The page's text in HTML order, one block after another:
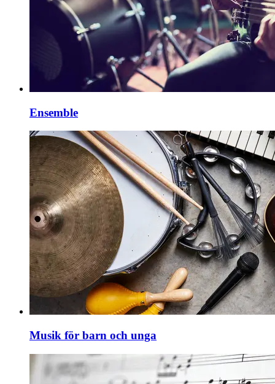
Ensemble
Musik för barn och unga